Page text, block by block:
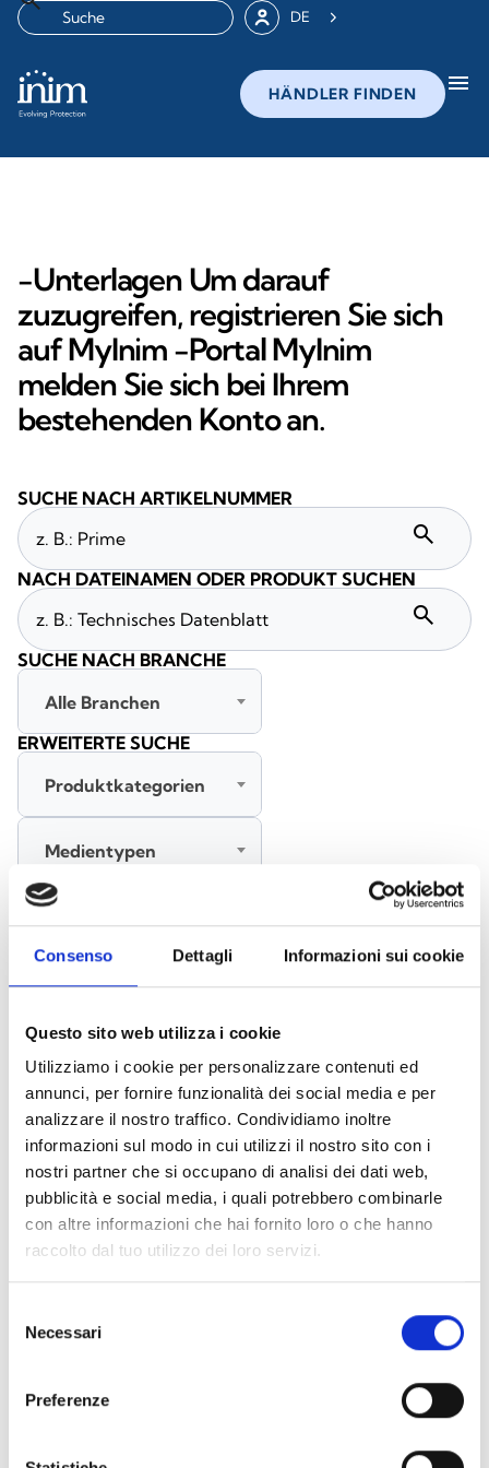
Consenso Dettagli Informazioni sui cookie
Questo sito web utilizza i cookie
Utilizziamo i cookie per personalizzare contenuti ed
annunci, per fornire funzionalità dei social media e per
analizzare il nostro traffico. Condividiamo inoltre
informazioni sul modo in cui utilizzi il nostro sito con i
nostri partner che si occupano di analisi dei dati web,
pubblicità e social media, i quali potrebbero combinarle
con altre informazioni che hai fornito loro o che hanno
raccolto dal tuo utilizzo dei loro servizi.
delNecessari
Preferenze
DE
HÄNDLER FINDEN menu
-Unterlagen Um darauf
zuzugreifen, registrieren Sie sich
auf MyInim -Portal MyInim
melden Sie sich bei Ihrem
bestehenden Konto an.
Air2-Hedera - Materialien (25)
Dokumente (6992)
Alle auswählen
Melden Sie sich an, bevor Sie Inhalte über das Symbol
herunterladen lock
SUCHE NACH ARTIKELNUMMER
search
NACH DATEINAMEN ODER PRODUKT SUCHEN
search
SUCHE NACH BRANCHE
Alle Branchen
ERWEITERTE SUCHE
Produktkategorien
Medientypen